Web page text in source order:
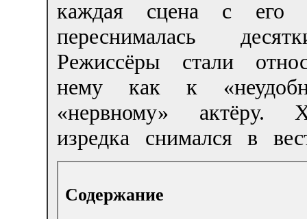
Содержание
каждая сцена с его
переснималась
Режиссёры стали
нему как к
«нервному» актёру.
изредка снимался в